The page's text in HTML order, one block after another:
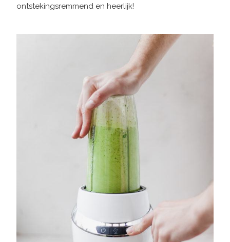
ontstekingsremmend en heerlijk!